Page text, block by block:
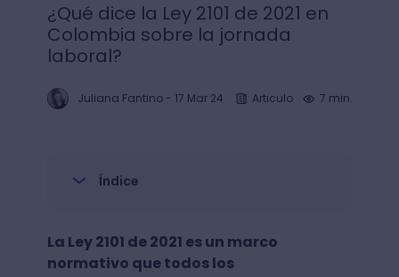
¿Qué dice la Ley 2101 de 2021 en
Colombia sobre la jornada
laboral?
Juliana Fantino- 17 Mar 24 Articulo 7 min.
Índice
La Ley 2101 de 2021 es un marco
normativo que todos los